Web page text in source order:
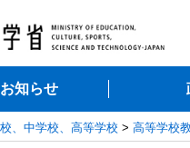
知らせ
、中学校、高等学校 > 高等学校